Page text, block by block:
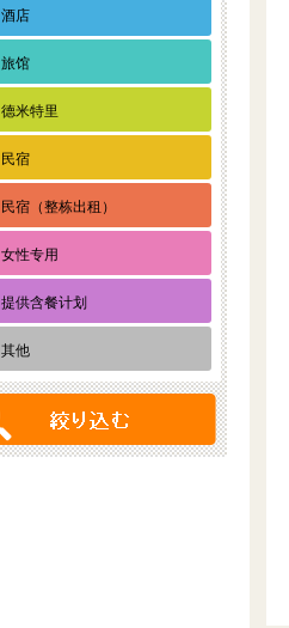
酒店
旅馆
德米特里
民宿
民宿（整栋出租）
女性专用
提供含餐计划
其他